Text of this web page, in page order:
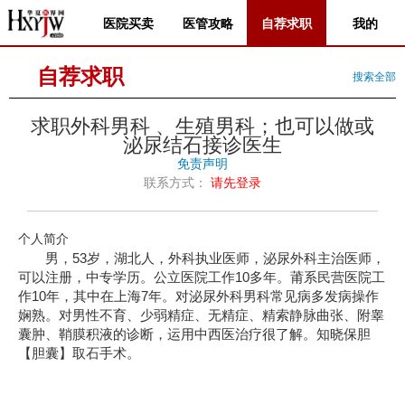
医院买卖 医管攻略 自荐求职 我的
自荐求职 搜索全部
求职外科男科 、生殖男科；也可以做或
泌尿结石接诊医生
免责声明
联系方式： 请先登录
个人简介
男，53岁，湖北人，外科执业医师，泌尿外科主治医师，
可以注册，中专学历。公立医院工作10多年。莆系民营医院工
作10年，其中在上海7年。对泌尿外科男科常见病多发病操作
娴熟。对男性不育、少弱精症、无精症、精索静脉曲张、附睾
囊肿、鞘膜积液的诊断，运用中西医治疗很了解。知晓保胆
【胆囊】取石手术。